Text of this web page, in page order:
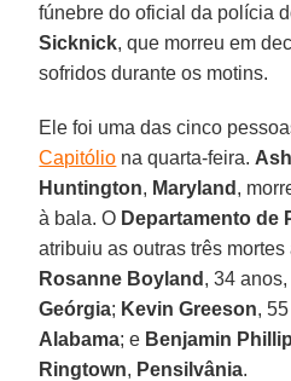
fúnebre do oficial da polícia
Sicknick, que morreu em
sofridos durante os motins.
Ele foi uma das cinco
Capitólio na quarta-feira.
Huntington, Maryland ,
à bala. O Departamento de
atribuiu as outras três
Rosanne Boyland , 34
Geórgia; Kevin Greeson,
Alabama; e Benjamin
Ringtown, Pensilvânia.